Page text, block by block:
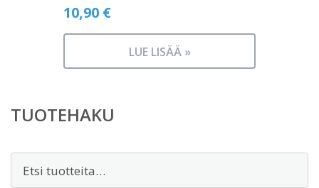
10,90 €
LUE LISÄÄ »
TUOTEHAKU